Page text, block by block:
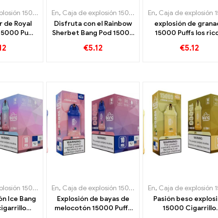
15000 Soplo ,Cigarrillos electrónicos desechables Suecia,
de Royal
Puffs
fruta real
En, Caja de explosión 15000 Soplo ,Cigarrillos
Disfruta con el Rainbow
Sherbet Bang Pod 15000
variedad de aromas
€5.12
En, Caja de explosión 15000
explosión de
15000 Puffs los
granada para que
€5.12
15000 Soplo ,Cigarrillos electrónicos desechables Suecia,
Ice Bang
En, Caja de explosión 15000 Soplo ,Cigarrillos
Explosión de bayas de
melocotón 15000 Puffs
En, Caja de explosión 15000
Pasión beso
15000 Cigarrillo